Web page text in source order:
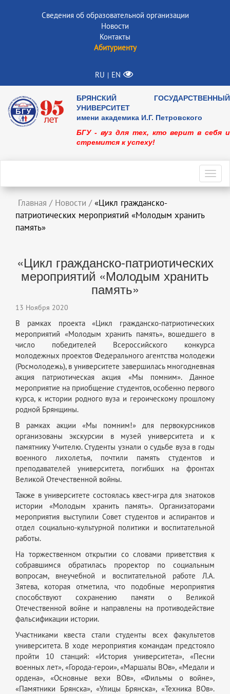
Сведения об образовательной организации
Новости
Контакты
Абитуриенту
RU | EN
БРЯНСКИЙ ГОСУДАРСТВЕННЫЙ
УНИВЕРСИТЕТ
имени академика И.Г. Петровского
БГУ - вуз для тех, кто верит в себя и
стремится к успеху!
Главная / Новости / «Цикл гражданско-
патриотических мероприятий «Молодым хранить
память»
«Цикл гражданско-патриотических
мероприятий «Молодым хранить
память»
13 Ноября 2020
В рамках проекта «Цикл гражданско-патриотических
мероприятий «Молодым хранить память», вошедшего в
число победителей Всероссийского конкурса
молодежных проектов Федерального агентства молодежи
(Росмолодежь), в университете завершилась многодневная
акция патриотическая акция «Мы помним». Данное
мероприятие на приобщение студентов, особенно первого
курса, к истории родного вуза и героическому прошлому
родной Брянщины.
В рамках акции «Мы помним!» для первокурсников
организованы экскурсии в музей университета и к
памятнику Учителю. Студенты узнали о судьбе вуза в годы
военного лихолетья, почтили память студентов и
преподавателей университета, погибших на фронтах
Великой Отечественной войны.
Также в университете состоялась квест-игра для знатоков
истории «Молодым хранить память». Организаторами
мероприятия выступили Совет студентов и аспирантов и
отдел социально-культурной политики и воспитательной
работы.
На торжественном открытии со словами приветствия к
собравшимся обратилась проректор по социальным
вопросам, внеучебной и воспитательной работе Л.А.
Зятева, которая отметила, что подобные мероприятия
способствуют сохранению памяти о Великой
Отечественной войне и направлены на противодействие
фальсификации истории.
Участниками квеста стали студенты всех факультетов
университета. В ходе мероприятия командам предстояло
пройти 10 станций: «История университета», «Песни
военных лет», «Города-герои», «Маршалы ВОв», «Медали и
ордена», «Основные вехи ВОв», «Фильмы о войне»,
«Памятники Брянска», «Улицы Брянска», «Техника ВОв».